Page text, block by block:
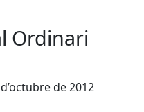
Ordinari
de 2012